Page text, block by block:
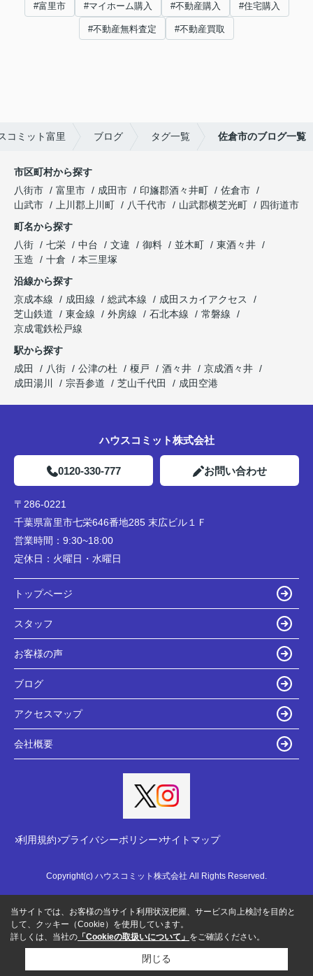
#富里市 #マイホーム購入 #不動産購入 #住宅購入
#不動産無料査定 #不動産買取
コミット富里 ブログ タグ一覧 佐倉市のブログ一覧
市区町村から探す
八街市
富里市 成田市 印旛郡酒々井町
佐倉市
山武市
上川郡上川町 八千代市 山武郡横芝光町
四街道市
町名から探す
八街
七栄 中台 文違 御料 並木町
東酒々井
玉造
十倉
本三里塚
沿線から探す
京成本線
成田線 総武本線
成田スカイアクセス
芝山鉄道
東金線 外房線 石北本線
常磐線
京成電鉄松戸線
駅から探す
成田
八街 公津の杜 榎戸 酒々井
京成酒々井
成田湯川
宗吾参道 芝山千代田 成田空港
ハウスコミット株式会社
0120-330-777 お問い合わせ
〒286-0221
千葉県富里市七栄646番地285 末広ビル１Ｆ
営業時間： 9:30~18:00
定休日： 火曜日・水曜日
トップページ
スタッフ
お客様の声
ブログ
アクセスマップ
会社概要
利用規約 プライバシーポリシー サイトマップ
Copyright(c) ハウスコミット株式会社 All Rights Reserved.
当サイトでは、お客様の当サイト利用状況把握、サービス向上検討を目的と
して、クッキー（Cookie）を使用しています。
詳しくは、当社の 「Cookieの取扱いについて」 をご確認ください。
閉じる